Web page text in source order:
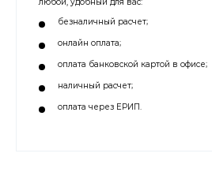
безналичный расчет;
онлайн оплата;
оплата банковской картой в офисе;
наличный расчет;
оплата через ЕРИП.